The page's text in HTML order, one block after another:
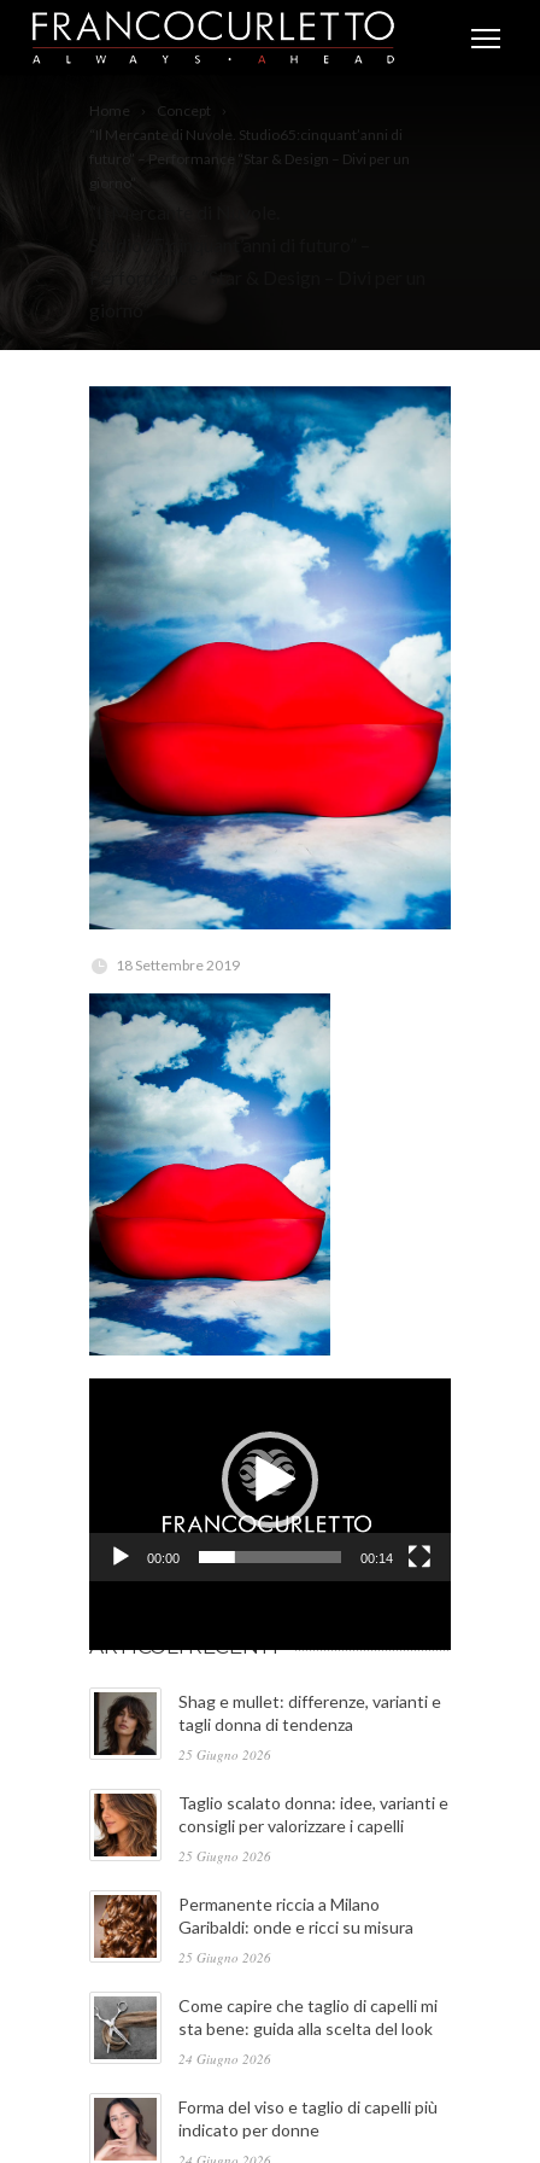
Home
Concept
“Il Mercante di Nuvole. Studio65:cinquant’anni di
futuro” – Performance “Star & Design – Divi per un
giorno”
18 Settembre 2019
00:00 00:14
ARTICOLI RECENTI
Shag e mullet: differenze, varianti e
tagli donna di tendenza
25 Giugno 2026
Taglio scalato donna: idee, varianti e
consigli per valorizzare i capelli
25 Giugno 2026
Permanente riccia a Milano
Garibaldi: onde e ricci su misura
25 Giugno 2026
Come capire che taglio di capelli mi
sta bene: guida alla scelta del look
24 Giugno 2026
Forma del viso e taglio di capelli più
indicato per donne